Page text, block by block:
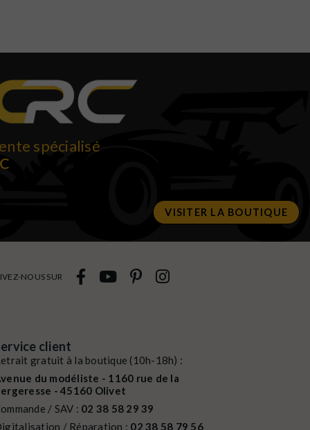
spécialisé
VISITER LA BOUTIQUE
NOUS SUR
client
gratuit à la boutique (10h-18h) :
du modéliste - 1160 rue de la
- 45160 Olivet
/ SAV : 02 38 58 29 39
/ Réparation : 02 38 58 79 56